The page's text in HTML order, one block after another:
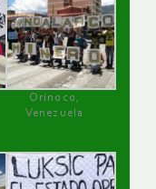
Orinoco,
Venezuela